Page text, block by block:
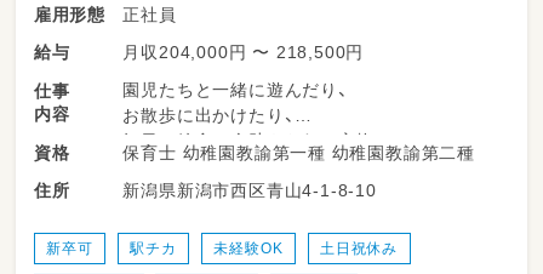
雇用形態
正社員
給与
月収204,000円 〜 218,500円
仕事
内容
園児たちと一緒に遊んだり、
お散歩に出かけたり、
毎日の給食の介助やおむつ交換、
季節の行事の準備など。
子どもたちが毎日を安心して
チームで協力しながら作り上げていきます。
資格
保育士 幼稚園教諭第一種 幼稚園教諭第二種
住所
新潟県新潟市西区青山4-1-8-10
新卒可 駅チカ 未経験OK 土日祝休み